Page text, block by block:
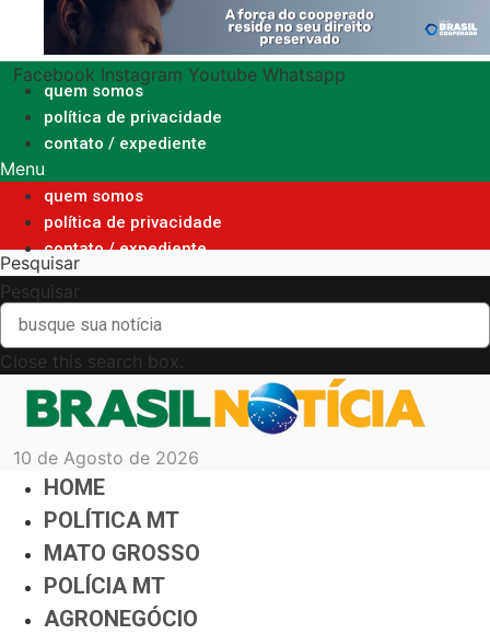
o
conteúdo
Facebook Instagram Youtube Whatsapp
quem somos
política de privacidade
contato / expediente
Menu
quem somos
política de privacidade
contato / expediente
Pesquisar
Pesquisar
Close this search box.
10 de Agosto de 2026
HOME
POLÍTICA MT
MATO GROSSO
POLÍCIA MT
AGRONEGÓCIO